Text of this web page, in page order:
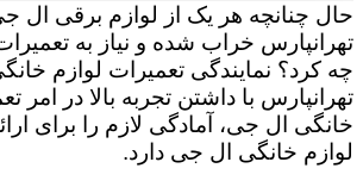
حال چنانچه هر یک از لوازم برقی ال
تهرانپارس خراب شده و نیاز به
چه کرد؟ نمایندگی تعمیرات لوازم
تهرانپارس با داشتن تجربه بالا در امر
خانگی ال جی، آمادگی لازم را برای
لوازم خانگی ال جی دارد.